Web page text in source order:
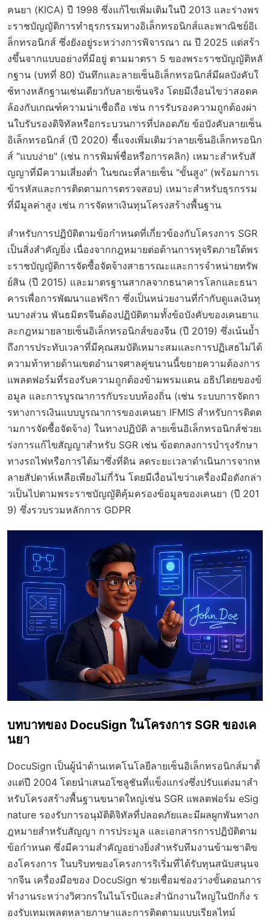
คนยา (KICA) ปี 1998 ซึ่งแก้ไขเพิ่มเติมในปี 2013 และร่างพร
ะราชบัญญัติการทำธุรกรรมทางอิเล็กทรอนิกส์และพาณิชย์อิเ
ล็กทรอนิกส์ ซึ่งยังอยู่ระหว่างการพิจารณา ณ ปี 2025 แต่สร้า
งขึ้นจากแบบอย่างที่มีอยู่ ตามมาตรา 5 ของพระราชบัญญัติหลั
กฐาน (บทที่ 80) บันทึกและลายเซ็นอิเล็กทรอนิกส์มีผลบังคับใ
ช้ทางหลักฐานเช่นเดียวกับลายเซ็นจริง โดยมีเงื่อนไขว่าสอดค
ล้องกับเกณฑ์ความน่าเชื่อถือ เช่น การรับรองความถูกต้องผ่า
นใบรับรองดิจิทัลหรือกระบวนการที่ปลอดภัย ข้อบังคับลายเซ็น
อิเล็กทรอนิกส์ (ปี 2020) ชี้แจงเพิ่มเติมว่าลายเซ็นอิเล็กทรอนิก
ส์ "แบบง่าย" (เช่น การพิมพ์ชื่อหรือการคลิก) เหมาะสำหรับสั
ญญาที่มีความเสี่ยงต่ำ ในขณะที่ลายเซ็น "ขั้นสูง" (พร้อมการเ
ข้ารหัสและการติดตามการตรวจสอบ) เหมาะสำหรับธุรกรรม
ที่มีมูลค่าสูง เช่น การจัดหาเงินทุนโครงสร้างพื้นฐาน
สำหรับการปฏิบัติตามข้อกำหนดที่เกี่ยวข้องกับโครงการ SGR
เป็นสิ่งสำคัญยิ่ง เนื่องจากกฎหมายต่อต้านการทุจริตภายใต้พร
ะราชบัญญัติการจัดซื้อจัดจ้างสาธารณะและการจำหน่ายทรัพ
ย์สิน (ปี 2015) และมาตรฐานสากลจากธนาคารโลกและธนา
คารเพื่อการพัฒนาแอฟริกา ซึ่งเป็นหน่วยงานที่กำกับดูแลเงินทุ
นบางส่วน พันธมิตรจีนต้องปฏิบัติตามทั้งข้อบังคับของเคนยาแ
ละกฎหมายลายเซ็นอิเล็กทรอนิกส์ของจีน (ปี 2019) ซึ่งเน้นย้ำ
ถึงการประทับเวลาที่มีคุณสมบัติเหมาะสมและการปฏิเสธไม่ได้
ความท้าทายด้านเขตอำนาจศาลคู่ขนานนี้ขยายความต้องการ
แพลตฟอร์มที่รองรับความถูกต้องข้ามพรมแดน อธิปไตยของข้
อมูล และการบูรณาการกับระบบท้องถิ่น (เช่น ระบบการจัดกา
รทางการเงินแบบบูรณาการของเคนยา IFMIS สำหรับการติดต
ามการจัดซื้อจัดจ้าง) ในทางปฏิบัติ ลายเซ็นอิเล็กทรอนิกส์ช่วยเ
ร่งการแก้ไขสัญญาสำหรับ SGR เช่น ข้อตกลงการบำรุงรักษา
ทางรถไฟหรือการได้มาซึ่งที่ดิน ลดระยะเวลาดำเนินการจากห
ลายสัปดาห์เหลือเพียงไม่กี่วัน โดยมีเงื่อนไขว่าเครื่องมือดังกล่า
วเป็นไปตามพระราชบัญญัติคุ้มครองข้อมูลของเคนยา (ปี 201
9) ซึ่งรวบรวมหลักการ GDPR
บทบาทของ DocuSign ในโครงการ SGR ของเค
นยา
DocuSign เป็นผู้นำด้านเทคโนโลยีลายเซ็นอิเล็กทรอนิกส์มาตั้
งแต่ปี 2004 โดยนำเสนอโซลูชันที่แข็งแกร่งซึ่งปรับแต่งมาสำ
หรับโครงสร้างพื้นฐานขนาดใหญ่เช่น SGR แพลตฟอร์ม eSig
nature รองรับการอนุมัติดิจิทัลที่ปลอดภัยและมีผลผูกพันทางก
ฎหมายสำหรับสัญญา การประมูล และเอกสารการปฏิบัติตาม
ข้อกำหนด ซึ่งมีความสำคัญอย่างยิ่งสำหรับทีมงานข้ามชาติข
องโครงการ ในบริบทของโครงการริเริ่มที่ได้รับทุนสนับสนุนจ
ากจีน เครื่องมือของ DocuSign ช่วยเชื่อมช่องว่างขั้นตอนการ
ทำงานระหว่างวิศวกรในไนโรบีและสำนักงานใหญ่ในปักกิ่ง ร
องรับเทมเพลตหลายภาษาและการติดตามแบบเรียลไทม์